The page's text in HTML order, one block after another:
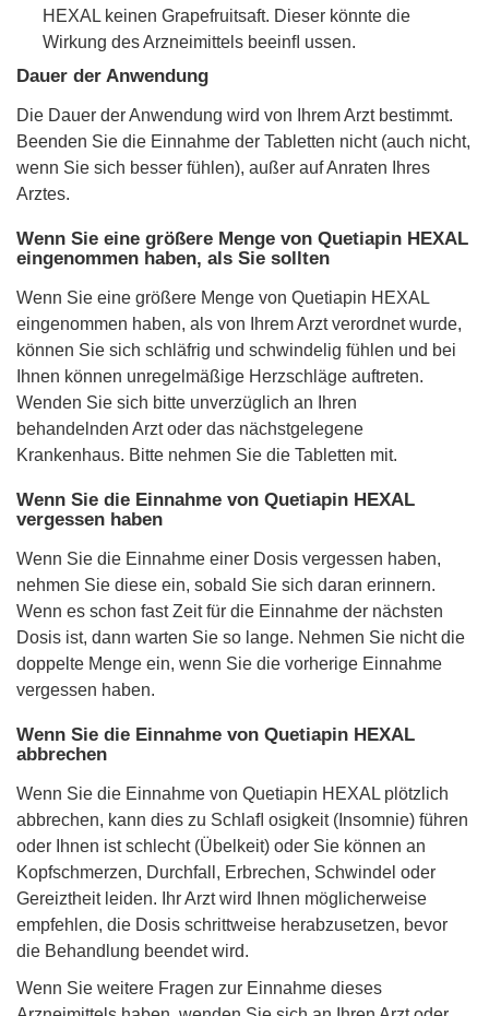
HEXAL keinen Grapefruitsaft. Dieser könnte die
Wirkung des Arzneimittels beeinﬂ ussen.
Dauer der Anwendung
Die Dauer der Anwendung wird von Ihrem Arzt bestimmt.
Beenden Sie die Einnahme der Tabletten nicht (auch nicht,
wenn Sie sich besser fühlen), außer auf Anraten Ihres
Arztes.
Wenn Sie eine größere Menge von Quetiapin HEXAL
eingenommen haben, als Sie sollten
Wenn Sie eine größere Menge von Quetiapin HEXAL
eingenommen haben, als von Ihrem Arzt verordnet wurde,
können Sie sich schläfrig und schwindelig fühlen und bei
Ihnen können unregelmäßige Herzschläge auftreten.
Wenden Sie sich bitte unverzüglich an Ihren
behandelnden Arzt oder das nächstgelegene
Krankenhaus. Bitte nehmen Sie die Tabletten mit.
Wenn Sie die Einnahme von Quetiapin HEXAL
vergessen haben
Wenn Sie die Einnahme einer Dosis vergessen haben,
nehmen Sie diese ein, sobald Sie sich daran erinnern.
Wenn es schon fast Zeit für die Einnahme der nächsten
Dosis ist, dann warten Sie so lange. Nehmen Sie nicht die
doppelte Menge ein, wenn Sie die vorherige Einnahme
vergessen haben.
Wenn Sie die Einnahme von Quetiapin HEXAL
abbrechen
Wenn Sie die Einnahme von Quetiapin HEXAL plötzlich
abbrechen, kann dies zu Schlaﬂ osigkeit (Insomnie) führen
oder Ihnen ist schlecht (Übelkeit) oder Sie können an
Kopfschmerzen, Durchfall, Erbrechen, Schwindel oder
Gereiztheit leiden. Ihr Arzt wird Ihnen möglicherweise
empfehlen, die Dosis schrittweise herabzusetzen, bevor
die Behandlung beendet wird.
Wenn Sie weitere Fragen zur Einnahme dieses